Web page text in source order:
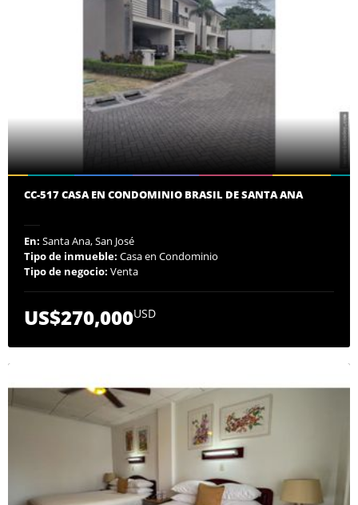
CC-517 CASA EN CONDOMINIO BRASIL DE SANTA ANA
En: Santa Ana, San José
Tipo de inmueble: Casa en Condominio
Tipo de negocio: Venta
US$270,000USD